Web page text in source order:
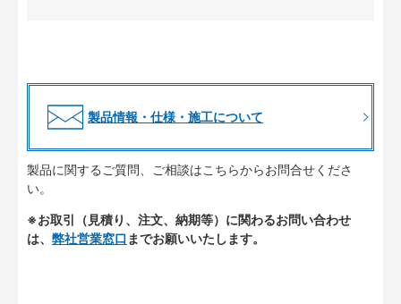
製品情報・仕様・施工について
製品に関するご質問、ご相談はこちらからお問合せくださ
い。
※お取引（見積り、注文、納期等）に関わるお問い合わせ
は、 弊社営業窓口 までお願いいたします。